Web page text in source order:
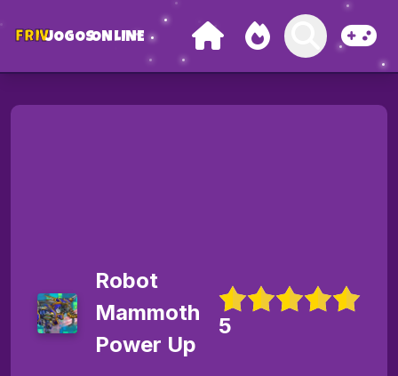
FRIVJOGOSONLINE
Robot
Mammoth
Power Up
5